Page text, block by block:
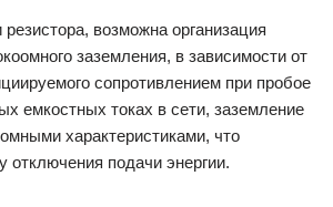
возможна организация
заземления, в зависимости от
сопротивлением при пробое
емкостных токах в сети, заземление
характеристиками, что
отключения подачи энергии.